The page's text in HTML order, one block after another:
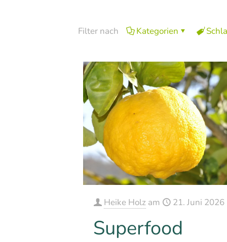
Filter nach Kategorien
Heike Holz am 21. Juni 2026
Superfood